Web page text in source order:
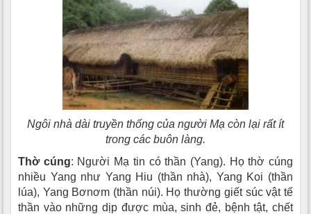
Ngôi nhà dài truyền thống của người Mạ còn lại rất ít
trong các buôn làng.
Thờ cúng: Người Mạ tin có thần (Yang). Họ thờ cúng
nhiều Yang như Yang Hiu (thần nhà), Yang Koi (thần
lúa), Yang Bơnơm (thần núi). Họ thường giết súc vật tế
thần vào những dịp được mùa, sinh đẻ, bệnh tật, chết